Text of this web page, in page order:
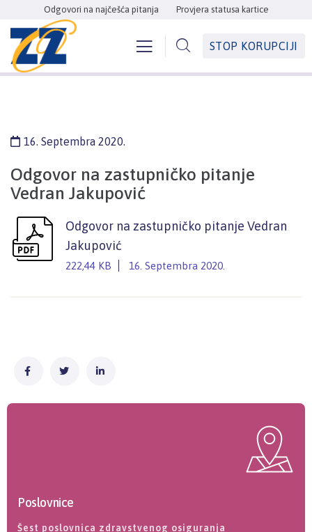
Odgovori na najčešća pitanja Provjera statusa kartice
STOP KORUPCIJI
16. Septembra 2020.
Odgovor na zastupničko pitanje
Vedran Jakupović
Odgovor na zastupničko pitanje Vedran
Jakupović
222,44 KB 16. Septembra 2020.
Poslovnice
Šest poslovnica zdravstvenog osiguranja